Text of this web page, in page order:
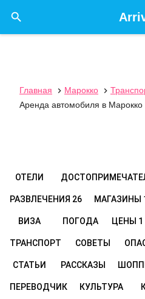

Главная  Марокко 
Аренда автомобиля в Марокко
ОТЕЛИ
РАЗВЛЕЧЕНИЯ 26 МАГАЗИНЫ
ВИЗА ПОГОДА ЦЕНЫ 1
ТРАНСПОРТ СОВЕТЫ
СТАТЬИ РАССКАЗЫ
ПЕРЕВОДЧИК КУЛЬТУРА